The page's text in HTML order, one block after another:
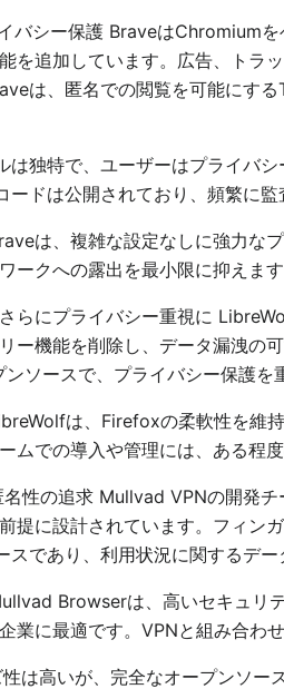
バシー保護 BraveはChromium
を追加しています。広告、トラ
は、匿名での閲覧を可能にす
は独特で、ユーザーはプライバ
ードは公開されており、頻繁に監
は、複雑な設定なしに強力な
ークへの露出を最小限に抑えます
らにプライバシー重視に
ー機能を削除し、データ漏洩の
ソースで、プライバシー保護を
は、Firefoxの柔軟性を維
ムでの導入や管理には、ある程
名性の追求 Mullvad VPNの開発
提に設計されています。フィン
であり、利用状況に関するデー
Browserは、高いセキュリ
業に最適です。VPNと組み合わ
は高いが、完全なオープンソ